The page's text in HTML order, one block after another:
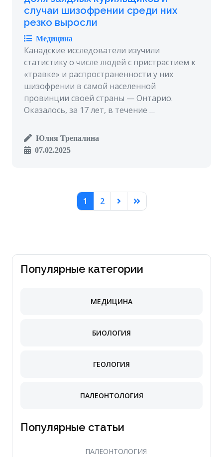
случаи шизофрении среди них
резко выросли
Медицина
Канадские исследователи изучили
статистику о числе людей с пристрастием к
«травке» и распространенности у них
шизофрении в самой населенной
провинции своей страны — Онтарио.
Оказалось, за 17 лет, в течение …
Юлия Трепалина
07.02.2025
1 2
Популярные категории
МЕДИЦИНА
БИОЛОГИЯ
ГЕОЛОГИЯ
ПАЛЕОНТОЛОГИЯ
Популярные статьи
ПАЛЕОНТОЛОГИЯ